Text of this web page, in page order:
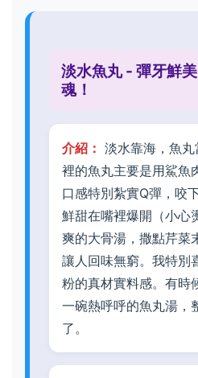
淡水魚丸 - 彈牙鮮
魂！
介紹： 淡水靠海，魚
裡的魚丸主要是用鯊魚
口感特別紮實Q彈，咬
鮮甜在嘴裡爆開（小心
爽的大骨湯，撒點芹菜
讓人回味無窮。我特別
粉的真材實料感。有時
一碗熱呼呼的魚丸湯，
了。